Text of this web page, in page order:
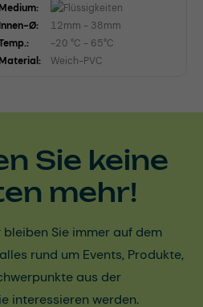
Medium:
Innen-Ø:
12mm - 38mm
-20 °C - 65°C
Material:
Weich-PVC
Sie keine
mehr!
Sie immer auf dem
rund um Events, Produkte,
aus der
interessieren werden.